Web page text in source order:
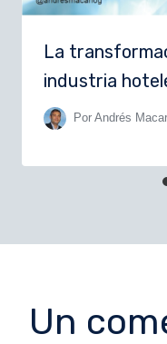
La
industria
Por Andrés
Un